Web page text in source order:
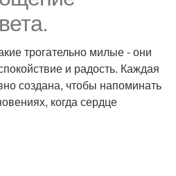
трогательно милые - они
и радость. Каждая
создана, чтобы напоминать
когда сердце